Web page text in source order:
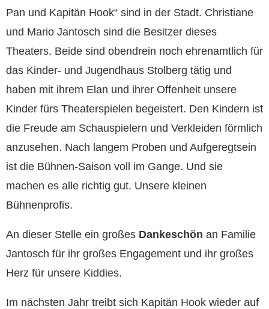
Pan und Kapitän Hook“ sind in der Stadt. Christiane
und Mario Jantosch sind die Besitzer dieses
Theaters. Beide sind obendrein noch ehrenamtlich für
das Kinder- und Jugendhaus Stolberg tätig und
haben mit ihrem Elan und ihrer Offenheit unsere
Kinder fürs Theaterspielen begeistert. Den Kindern ist
die Freude am Schauspielern und Verkleiden förmlich
anzusehen. Nach langem Proben und Aufgeregtsein
ist die Bühnen-Saison voll im Gange. Und sie
machen es alle richtig gut. Unsere kleinen
Bühnenprofis.
An dieser Stelle ein großes Dankeschön an Familie
Jantosch für ihr großes Engagement und ihr großes
Herz für unsere Kiddies.
Im nächsten Jahr treibt sich Kapitän Hook wieder auf